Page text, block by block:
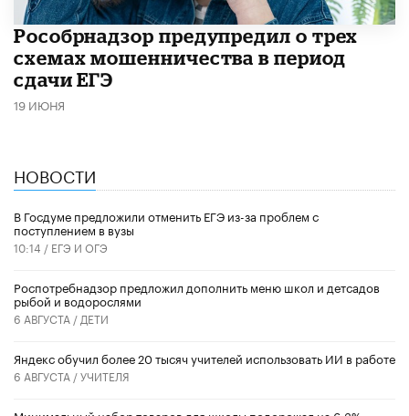
Рособрнадзор предупредил о трех
схемах мошенничества в период
сдачи ЕГЭ
19 ИЮНЯ
НОВОСТИ
В Госдуме предложили отменить ЕГЭ из-за проблем с
поступлением в вузы
10:14 / ЕГЭ И ОГЭ
Роспотребнадзор предложил дополнить меню школ и детсадов
рыбой и водорослями
6 АВГУСТА / ДЕТИ
​Яндекс обучил более 20 тысяч учителей использовать ИИ в работе
6 АВГУСТА /УЧИТЕЛЯ